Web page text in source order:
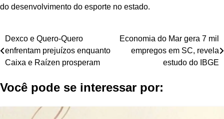
do desenvolvimento do esporte no estado.
Navegação
de
Dexco e Quero-Quero
enfrentam prejuízos enquanto
Caixa e Raízen prosperam
Economia do Mar gera 7 mil
empregos em SC, revela
estudo do IBGE
Você pode se interessar por: